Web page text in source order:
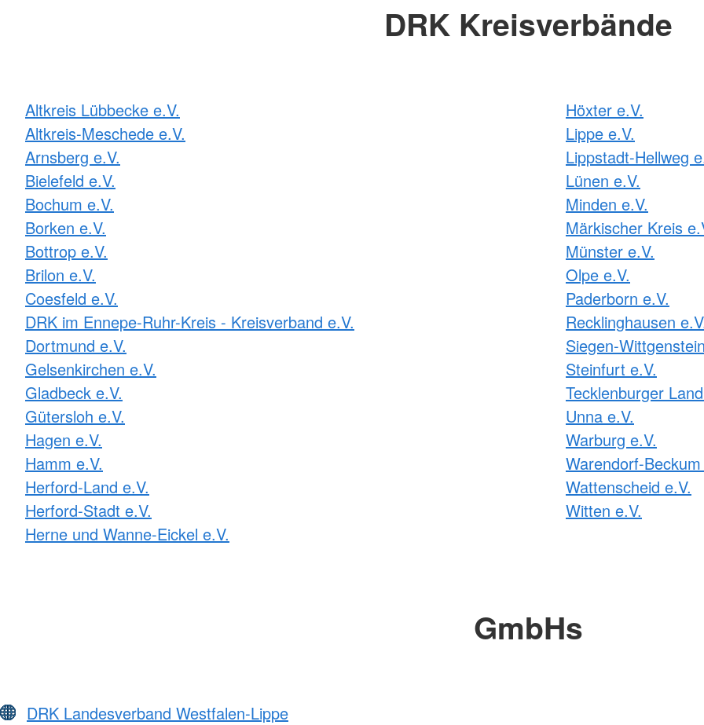
DRK Kreisverbände
Altkreis Lübbecke e.V.
Altkreis-Meschede e.V.
Arnsberg e.V.
Bielefeld e.V.
Bochum e.V.
Borken e.V.
Bottrop e.V.
Brilon e.V.
Coesfeld e.V.
DRK im Ennepe-Ruhr-Kreis - Kreisverband e.V.
Dortmund e.V.
Gelsenkirchen e.V.
Gladbeck e.V.
Gütersloh e.V.
Hagen e.V.
Hamm e.V.
Herford-Land e.V.
Herford-Stadt e.V.
Herne und Wanne-Eickel e.V.
Höxter e.V.
Lippe e.V.
Lippstadt-Hellweg
Lünen e.V.
Minden e.V.
Märkischer Kreis
Münster e.V.
Olpe e.V.
Paderborn e.V.
Recklinghausen
Siegen-
Steinfurt e.V.
Tecklenburger
Unna e.V.
Warburg e.V.
Warendorf-Beckum
Wattenscheid e.V.
Witten e.V.
GmbHs
DRK Landesverband Westfalen-Lippe